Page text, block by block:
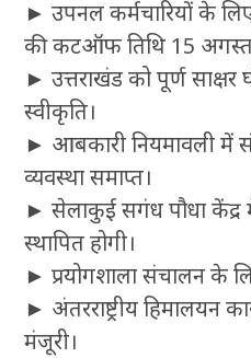
► उपनल कर्मचारियों के
की कटऑफ तिथि 15
► उत्तराखंड को पूर्ण साक्षर
स्वीकृति।
► आबकारी नियमावली में
व्यवस्था समाप्त।
► सेलाकुई सगंध पौधा केंद्र
स्थापित होगी।
► प्रयोगशाला संचालन के
► अंतरराष्ट्रीय हिमालयन
मंजूरी।